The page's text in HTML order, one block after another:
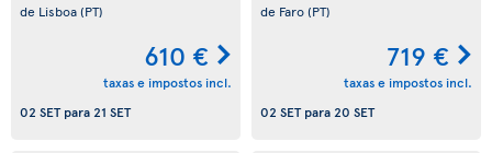
de Lisboa(PT)
610 €
taxas e impostos incl.
02 SETpara21 SET
de Faro(PT)
719 €
taxas e impostos incl.
02 SETpara20 SET